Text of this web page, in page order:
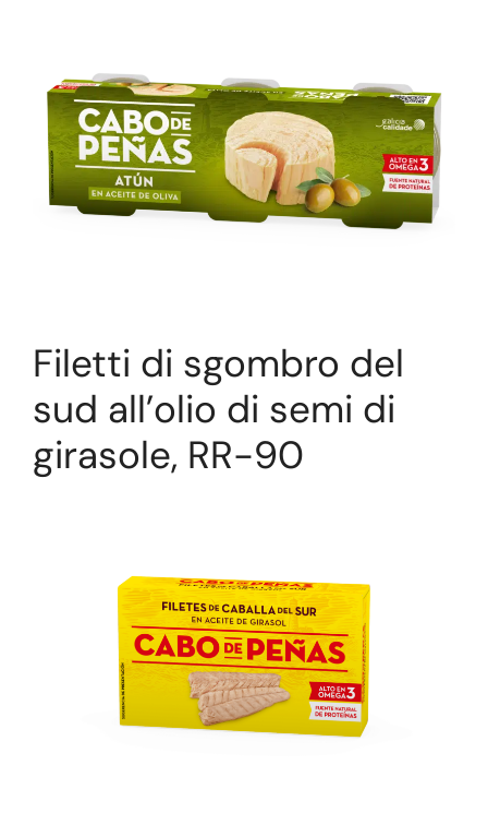
Filetti di sgombro del
sud all’olio di semi di
girasole, RR-90